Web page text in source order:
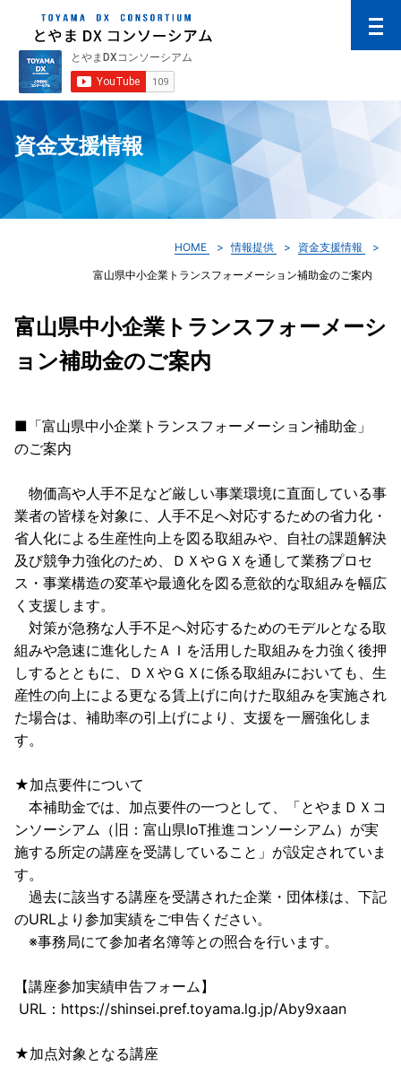
資金支援情報
HOME 情報提供 資金支援情報
富山県中小企業トランスフォーメーション補助金のご案内
富山県中小企業トランスフォーメーシ
ョン補助金のご案内
■「富山県中小企業トランスフォーメーション補助金」
のご案内
物価高や人手不足など厳しい事業環境に直面している事
業者の皆様を対象に、人手不足へ対応するための省力化・
省人化による生産性向上を図る取組みや、自社の課題解決
及び競争力強化のため、ＤＸやＧＸを通して業務プロセ
ス・事業構造の変革や最適化を図る意欲的な取組みを幅広
く支援します。
対策が急務な人手不足へ対応するためのモデルとなる取
組みや急速に進化したＡＩを活用した取組みを力強く後押
しするとともに、ＤＸやＧＸに係る取組みにおいても、生
産性の向上による更なる賃上げに向けた取組みを実施され
た場合は、補助率の引上げにより、支援を一層強化しま
す。
★加点要件について
本補助金では、加点要件の一つとして、「とやまＤＸコ
ンソーシアム（旧：富山県IoT推進コンソーシアム）が実
施する所定の講座を受講していること」が設定されていま
す。
過去に該当する講座を受講された企業・団体様は、下記
のURLより参加実績をご申告ください。
※事務局にて参加者名簿等との照合を行います。
【講座参加実績申告フォーム】
URL：https://shinsei.pref.toyama.lg.jp/Aby9xaan
★加点対象となる講座